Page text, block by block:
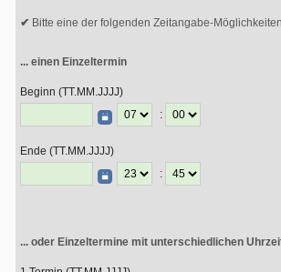
Bitte eine der folgenden Zeitangabe-
... einen Einzeltermin
Beginn (TT.MM.JJJJ)
:
Ende (TT.MM.JJJJ)
:
... oder Einzeltermine mit unterschiedlichen